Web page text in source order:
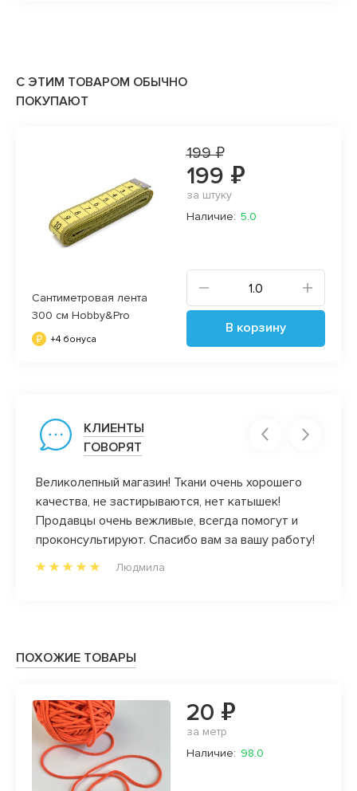
С ЭТИМ ТОВАРОМ ОБЫЧНО
ПОКУПАЮТ
Сантиметровая лента
300 см Hobby&Pro
+4 бонуса
199 ₽
199 ₽
за штуку
Наличие: 5.0
В корзину
КЛИЕНТЫ
ГОВОРЯТ
Великолепный магазин! Ткани очень хорошего
качества, не застирываются, нет катышек!
Продавцы очень вежливые, всегда помогут и
проконсультируют. Спасибо вам за вашу работу!
Людмила
ПОХОЖИЕ ТОВАРЫ
20 ₽
за метр
Наличие: 98.0